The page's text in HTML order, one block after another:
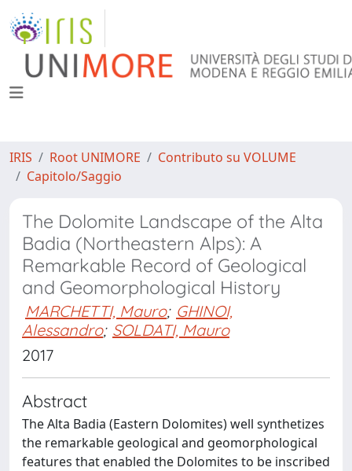
IRIS Root UNIMORE
Contributo su VOLUME
Capitolo/Saggio
The Dolomite Landscape of the Alta
Badia (Northeastern Alps): A
Remarkable Record of Geological
and Geomorphological History
MARCHETTI, Mauro; GHINOI,
Alessandro; SOLDATI, Mauro
2017
Abstract
The Alta Badia (Eastern Dolomites) well synthetizes
the remarkable geological and geomorphological
features that enabled the Dolomites to be inscribed